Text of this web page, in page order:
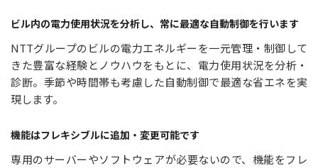
ビル内の電力使用状況を分析し、常に最適な自動制御を行います
NTTグループのビルの電力エネルギーを一元管理・制御して
きた豊富な経験とノウハウをもとに、電力使用状況を分析・
診断。季節や時間帯も考慮した自動制御で最適な省エネを実
現します。
機能はフレキシブルに追加・変更可能です
専用のサーバーやソフトウェアが必要ないので、機能をフレ